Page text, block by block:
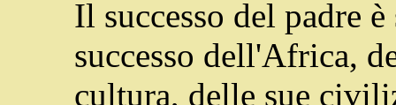
Il successo del padre
successo dell'Africa,
cultura, delle sue